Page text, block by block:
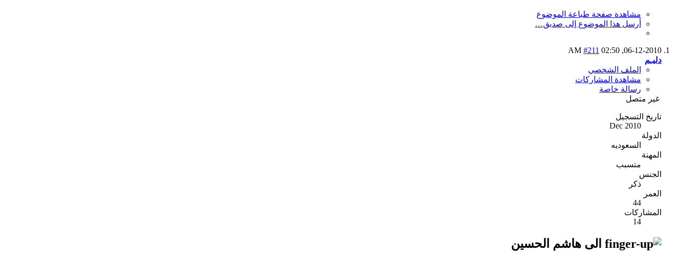
مشاهدة صفحة طباعة الموضوع
أرسل هذا الموضوع إلى صديق…
06-12-2010,
02:50 AM
#211
دليـم
الملف الشخصي
مشاهدة المشاركات
رسالة خاصة
غير متصل
تاريخ التسجيل
Dec 2010
الدولة
السعوديه
المهنة
متسبب
الجنس
ذكر
العمر
44
المشاركات
14
الى هاشم الحسين